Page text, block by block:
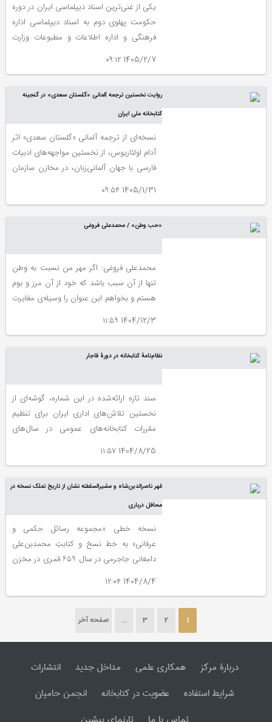
یكی از غنی‌ترین اسناد دیپلماسی ایران در دوره
حكومت پهلوی دوم به اسناد دیپلماسی اداره
فرهنگی و اداره اطلاعات و مطبوعات وزارت
دریافتم كه گویا ایران ایده و اندیشه راه‌اندازی
موافقت‌های دوجانبه فرهنگی را پایه‌گذاری
1405/2/7 ۰۹:۱۲
روایت نخستین ترجمه آلمانی «گلستان سعدی» در گنجینه
کتابخانه ملی ایران
نسخه‌ای از ترجمه آلمانی «گلستان سعدی» اثر
آدام اولئاریوس، از نخستین مواجهه‌های ادبیات
فارسی با جهان آلمانی‌زبان، در مخازن سازمان
1405/1/31 ۰۹:۵۴
«حب وطن» / محمدعلی فروغی
محمدعلی فروغی: اگر مهر من نسبت به وطن
تنها از آن سبب باشد که خود از آن مرز و بوم
هستم و بخواهم این عنوان را وسیله‌ی مغایرت
تعصب دینی آن جماعت از ارباب ادیان که
قرار می‌دادند مذموم است، و باید مردود باشد.
1404/12/3 ۱۱:۵۹
نظام‌نامۀ کتابخانه در دورۀ قاجار
سند تازه ارائه‌شده در این شماره، گوشه‌ای از
نخستین تلاش‌های اداری ایران برای تنظیم
مقررات کتابخانه‌های عمومی در سال‌های
1404/8/25 ۱۱:۵۷
مُهر ناصرالدین‌شاه و مشیرالسلطنه نشان از تاریخ تملک نسخه در
محافل درباری
نسخه خطی «مجموعه رسائل حکمی و
عرفانی» به خط نسخ و کتابتِ محمدبن‌علی
دامغانی جاجرمی در سال ۶۵۹ قمری در مخزن
1404/8/4 ۱۲:۰۴
1
2
3
... صفحه آخر
دربارۀ مرکز همکاری علمی مداخل جدید
انتشارات
شرایط استفاده
عضویت در کتابخانه
انجمن حامیان